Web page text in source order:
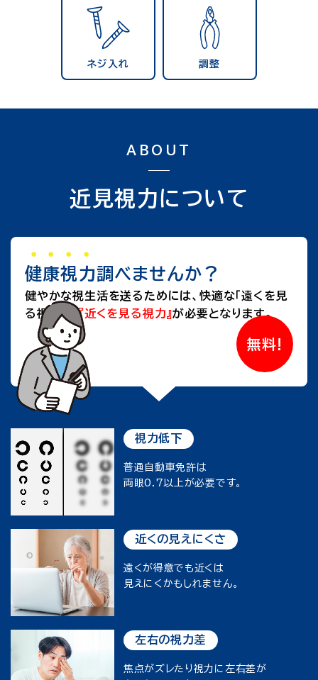
ネジ入れ 調整
ABOUT
近見視力について
無料!
健康視力
・・・・
調べませんか？
健やかな視生活を送るためには、快適な「遠くを見
る視力」と『近くを見る視力』が必要となります。
視力低下
普通自動車免許は
両眼0.7以上が必要です。
近くの見えにくさ
遠くが得意でも近くは
見えにくかもしれません。
左右の視力差
焦点がズレたり視力に左右差が